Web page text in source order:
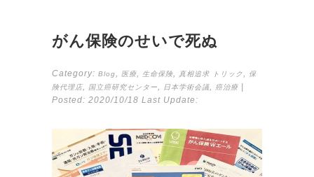
がん保険のせいで死ぬ
Category: Blog 医療 生命保険 真相追求 トリック
保
険代理店, 国立癌研究センター 日本学術会議 癌治療 |
Posted: 2020/10/18 Last Update: